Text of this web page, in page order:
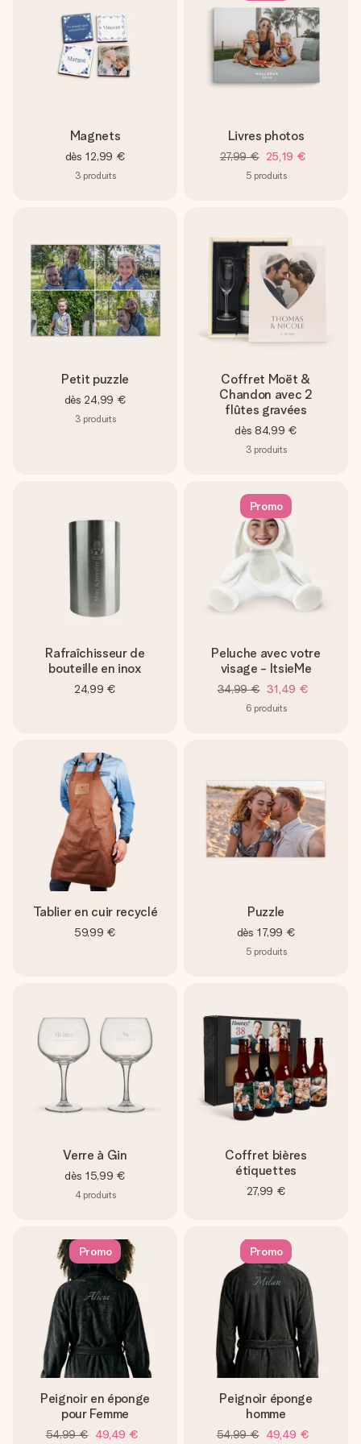
Magnets
dès 12,99 €
3 produits
Livres photos
27,99 € 25,19 €
5 produits
Petit puzzle
dès 24,99 €
3 produits
Coffret Moët &
Chandon avec 2
flûtes gravées
dès 84,99 €
3 produits
Rafraîchisseur de
bouteille en inox
24,99 €
Promo
Peluche avec votre
visage - ItsieMe
34,99 € 31,49 €
6 produits
Tablier en cuir recyclé
59,99 €
Puzzle
dès 17,99 €
5 produits
Verre à Gin
dès 15,99 €
4 produits
Coffret bières
étiquettes
27,99 €
Promo
Peignoir en éponge
pour Femme
54,99 € 49,49 €
Promo
Peignoir éponge
homme
54,99 € 49,49 €